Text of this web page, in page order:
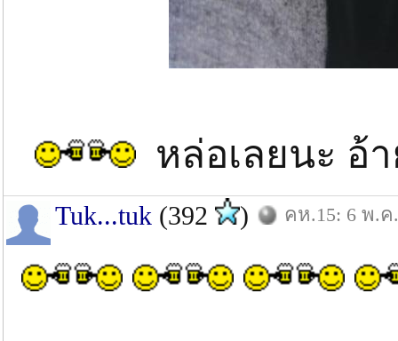
หล่อเลยนะ อ้
Tuk...tuk (392 ) คห.15: 6 พ.ค